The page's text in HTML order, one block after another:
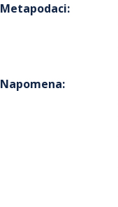
Metapodaci:
Napomena: